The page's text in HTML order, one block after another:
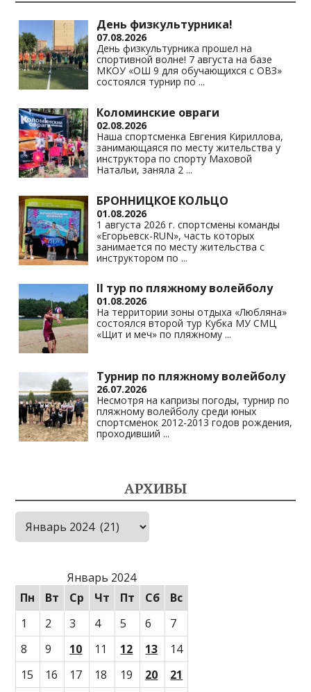
День физкультурника!
07.08.2026
День физкультурника прошел на
спортивной волне! 7 августа на базе
МКОУ «ОШ 9 для обучающихся с ОВЗ»
состоялся турнир по ...
Коломинские овраги
02.08.2026
Наша спортсменка Евгения Кириллова,
занимающаяся по месту жительства у
инструктора по спорту Маховой
Натальи, заняла 2 ...
БРОННИЦКОЕ КОЛЬЦО
01.08.2026
1 августа 2026 г. спортсмены команды
«Егорьевск-RUN», часть которых
занимается по месту жительства с
инструктором по ...
II тур по пляжному волейболу
01.08.2026
На территории зоны отдыха «Любляна»
состоялся второй тур Кубка МУ СМЦ
«Щит и меч» по пляжному ...
Турнир по пляжному волейболу
26.07.2026
Несмотря на капризы погоды, турнир по
пляжному волейболу среди юных
спортсменок 2012-2013 годов рождения,
проходивший ...
АРХИВЫ
Архивы
Январь 2024
Пн
Вт Ср Чт Пт Сб
Вс
1
2 3 4 5 6
7
8
9 10 11 12 13
14
15
16 17 18 19 20 21